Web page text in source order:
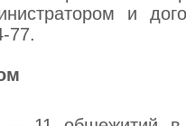
и
77.